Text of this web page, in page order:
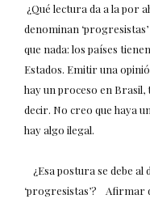
¿Qué lectura da a la por
denominan
que nada: los países
Estados. Emitir una
hay un proceso en
decir. No creo que haya
hay algo ilegal.
¿Esa postura se debe al
‘progresistas’? Afirmar